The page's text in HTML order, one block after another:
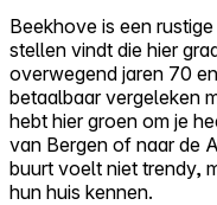
Reviews
Prijzen
Log in
Probeer Walter gratis
Beekhove is een
stellen vindt die hier
overwegend jaren 70
betaalbaar vergeleken
hebt hier groen om je
van Bergen of naar de
buurt voelt niet trendy,
hun huis kennen.